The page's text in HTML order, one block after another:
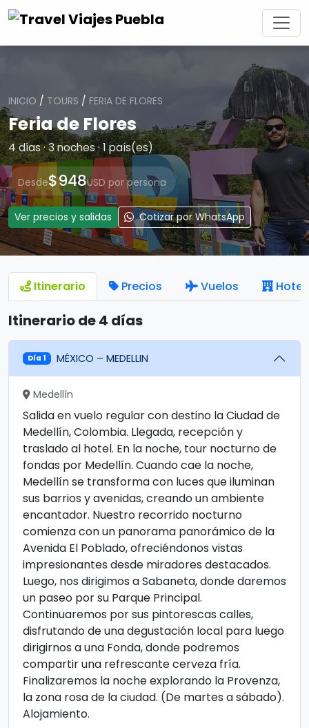
INICIO / TOURS / FERIA DE FLORES
Feria de Flores
4 días · 3 noches · 1 país(es)
Desde$948USD por persona
Ver precios y salidas Cotizar por WhatsApp
Itinerario Precios Vuelos
Itinerario de 4 días
Día 1 MÉXICO – MEDELLIN
Medellín
Salida en vuelo regular con destino la Ciudad de
Medellín, Colombia. Llegada, recepción y
traslado al hotel. En la noche, tour nocturno de
fondas por Medellín. Cuando cae la noche,
Medellín se transforma con luces que iluminan
sus barrios y avenidas, creando un ambiente
encantador. Nuestro recorrido nocturno
comienza con un panorama panorámico de la
Avenida El Poblado, ofreciéndonos vistas
impresionantes desde miradores destacados.
Luego, nos dirigimos a Sabaneta, donde daremos
un paseo por su Parque Principal.
Continuaremos por sus pintorescas calles,
disfrutando de una degustación local para luego
dirigirnos a una Fonda, donde podremos
compartir una refrescante cerveza fría.
Finalizaremos la noche explorando la Provenza,
la zona rosa de la ciudad. (De martes a sábado).
Alojamiento.